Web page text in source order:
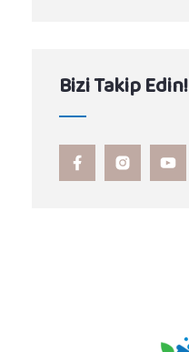
Bizi Takip Edin!